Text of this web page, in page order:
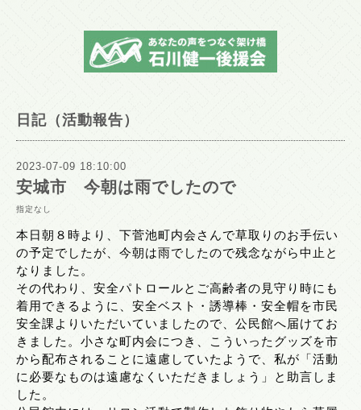
日記（活動報告）
2023-07-09 18:10:00
安城市 今朝は雨でしたので
指定なし
本日朝８時より、下菅池町内会さんで草取りのお手伝い
の予定でしたが、今朝は雨でしたので残念ながら中止と
なりました。
その代わり、安全パトロールとご高齢者の見守り時にも
着用できるように、安全ベスト・誘導棒・安全帽を市民
安全課よりいただいていましたので、公民館へ届けてお
きました。小さな町内会につき、こういったグッズを市
から配布されることに遠慮していたようで、私が「活動
に必要なものは遠慮なくいただきましょう」と助言しま
した。